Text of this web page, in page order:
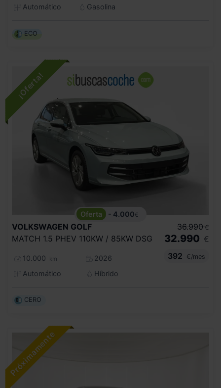
Automático
Gasolina
ECO
- 4.000€
VOLKSWAGEN GOLF
MATCH 1.5 PHEV 110KW / 85KW DSG
10.000 km
2026
Automático
Híbrido
36.990 €
32.990 €
392
€/mes
CERO